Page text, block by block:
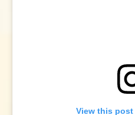
View this